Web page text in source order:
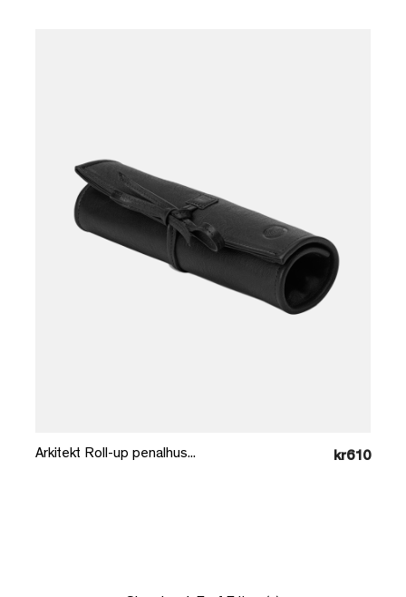
Arkitekt Roll-up penalhus... kr610